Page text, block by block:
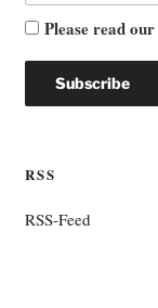
Please read our
RSS
RSS-Feed